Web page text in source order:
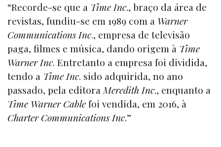
“Recorde-se que a Time Inc., braço da área de
revistas, fundiu-se em 1989 com a Warner
Communications Inc., empresa de televisão
paga, filmes e música, dando origem à Time
Warner Inc. Entretanto a empresa foi dividida,
tendo a Time Inc. sido adquirida, no ano
passado, pela editoraMeredith Inc., enquanto a
Time Warner Cablefoi vendida, em 2016, à
Charter Communications Inc.”